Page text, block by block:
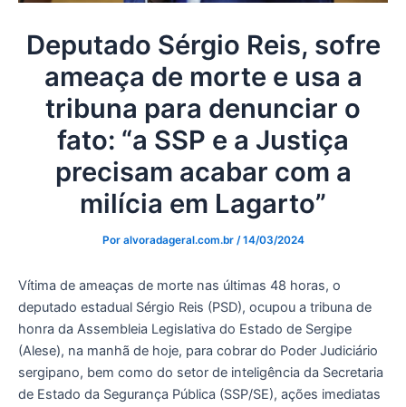
Deputado Sérgio Reis, sofre
ameaça de morte e usa a
tribuna para denunciar o
fato: “a SSP e a Justiça
precisam acabar com a
milícia em Lagarto”
Por alvoradageral.com.br /14/03/2024
Vítima de ameaças de morte nas últimas 48 horas, o
deputado estadual Sérgio Reis (PSD), ocupou a tribuna de
honra da Assembleia Legislativa do Estado de Sergipe
(Alese), na manhã de hoje, para cobrar do Poder Judiciário
sergipano, bem como do setor de inteligência da Secretaria
de Estado da Segurança Pública (SSP/SE), ações imediatas